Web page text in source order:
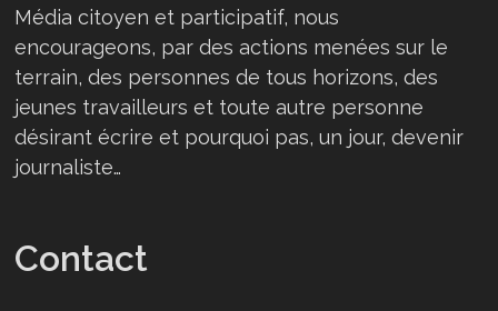
Média citoyen et participatif, nous
encourageons, par des actions menées sur le
terrain, des personnes de tous horizons, des
jeunes travailleurs et toute autre personne
désirant écrire et pourquoi pas, un jour, devenir
journaliste…
Contact